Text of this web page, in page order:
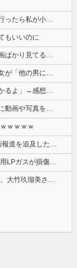
もいいのに
ｗｗｗｗ